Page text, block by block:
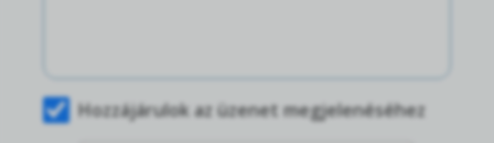
Hozzájárulok az üzenet megjelenéséhez